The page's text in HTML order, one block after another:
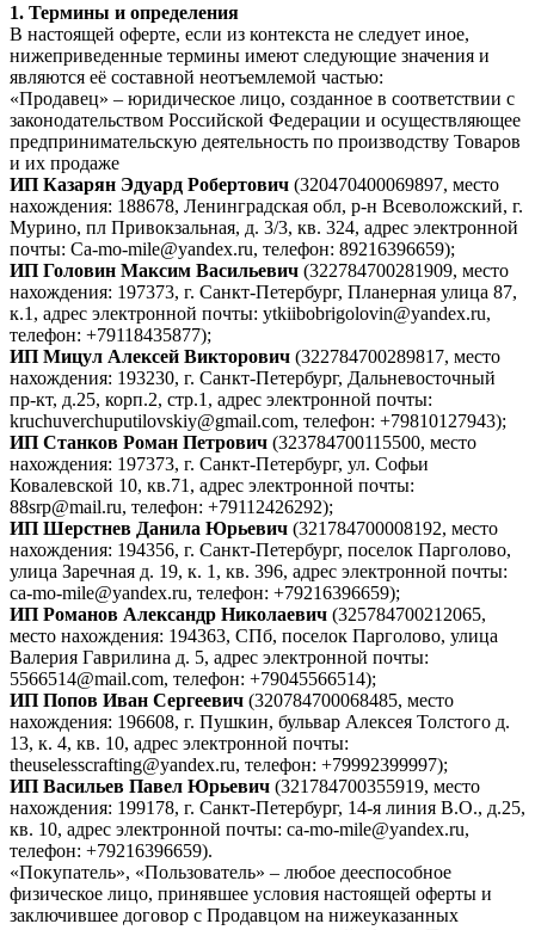
1. Термины и определения
В настоящей оферте, если из контекста не следует иное,
нижеприведенные термины имеют следующие значения и
являются её составной неотъемлемой частью:
«Продавец» – юридическое лицо, созданное в соответствии с
законодательством Российской Федерации и осуществляющее
предпринимательскую деятельность по производству Товаров
и их продаже
ИП Казарян Эдуард Робертович (320470400069897, место
нахождения: 188678, Ленинградская обл, р-н Всеволожский, г.
Мурино, пл Привокзальная, д. 3/3, кв. 324, адрес электронной
почты: Ca-mo-mile@yandex.ru, телефон: 89216396659);
ИП Головин Максим Васильевич (322784700281909, место
нахождения: 197373, г. Санкт-Петербург, Планерная улица 87,
к.1, адрес электронной почты: ytkiibobrigolovin@yandex.ru,
телефон: +79118435877);
ИП Мицул Алексей Викторович (322784700289817, место
нахождения: 193230, г. Санкт-Петербург, Дальневосточный
пр-кт, д.25, корп.2, стр.1, адрес электронной почты:
kruchuverchuputilovskiy@gmail.com, телефон: +79810127943);
ИП Станков Роман Петрович (323784700115500, место
нахождения: 197373, г. Санкт-Петербург, ул. Софьи
Ковалевской 10, кв.71, адрес электронной почты:
88srp@mail.ru, телефон: +79112426292);
ИП Шерстнев Данила Юрьевич (321784700008192, место
нахождения: 194356, г. Санкт-Петербург, поселок Парголово,
улица Заречная д. 19, к. 1, кв. 396, адрес электронной почты:
ca-mo-mile@yandex.ru, телефон: +79216396659);
ИП Романов Александр Николаевич (325784700212065,
место нахождения: 194363, СПб, поселок Парголово, улица
Валерия Гаврилина д. 5, адрес электронной почты:
5566514@mail.com, телефон: +79045566514);
ИП Попов Иван Сергеевич (320784700068485, место
нахождения: 196608, г. Пушкин, бульвар Алексея Толстого д.
13, к. 4, кв. 10, адрес электронной почты:
theuselesscrafting@yandex.ru, телефон: +79992399997);
ИП Васильев Павел Юрьевич (321784700355919, место
нахождения: 199178, г. Санкт-Петербург, 14-я линия В.О., д.25,
кв. 10, адрес электронной почты: ca-mo-mile@yandex.ru,
телефон: +79216396659).
«Покупатель», «Пользователь» – любое дееспособное
физическое лицо, принявшее условия настоящей оферты и
заключившее договор с Продавцом на нижеуказанных